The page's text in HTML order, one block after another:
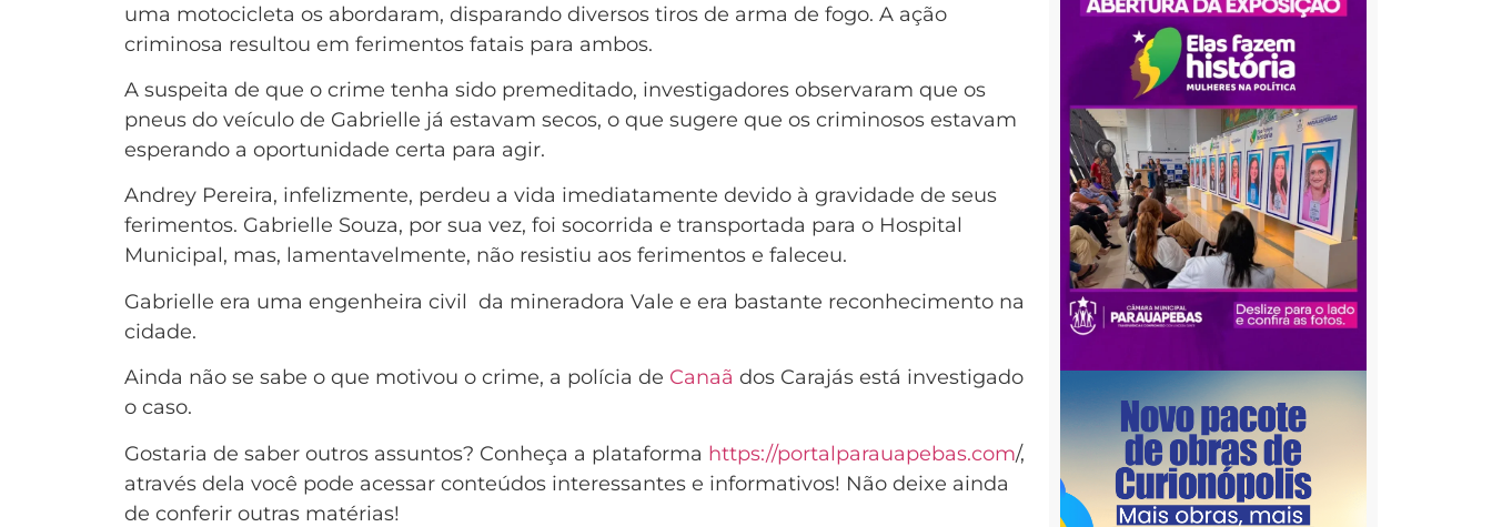
uma motocicleta os abordaram, disparando diversos tiros de arma de fogo. A ação
criminosa resultou em ferimentos fatais para ambos.
A suspeita de que o crime tenha sido premeditado, investigadores observaram que os
pneus do veículo de Gabrielle já estavam secos, o que sugere que os criminosos estavam
esperando a oportunidade certa para agir.
Andrey Pereira, infelizmente, perdeu a vida imediatamente devido à gravidade de seus
ferimentos. Gabrielle Souza, por sua vez, foi socorrida e transportada para o Hospital
Municipal, mas, lamentavelmente, não resistiu aos ferimentos e faleceu.
Gabrielle era uma engenheira civil da mineradora Vale e era bastante reconhecimento na
cidade.
Ainda não se sabe o que motivou o crime, a polícia de Canaã dos Carajás está investigado
o caso.
Gostaria de saber outros assuntos? Conheça a plataforma https://portalparauapebas.com/,
através dela você pode acessar conteúdos interessantes e informativos! Não deixe ainda
de conferir outras matérias!